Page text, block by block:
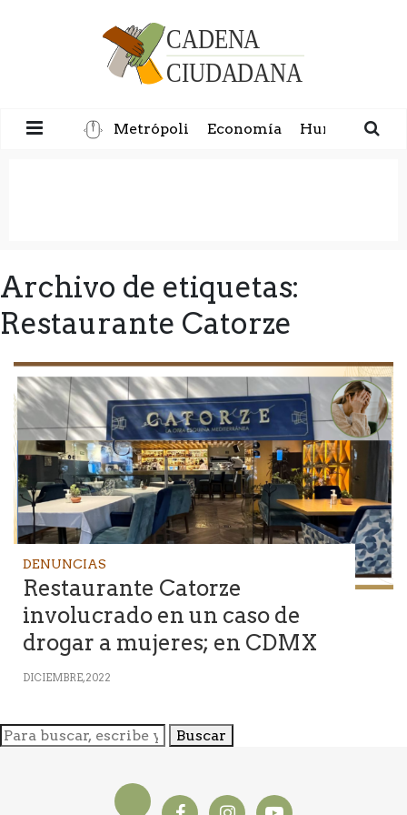
Metrópoli Economía Humanidad
Archivo de etiquetas:
Restaurante Catorze
DENUNCIAS
Restaurante Catorze
involucrado en un caso de
drogar a mujeres; en CDMX
DICIEMBRE, 2022
Buscar